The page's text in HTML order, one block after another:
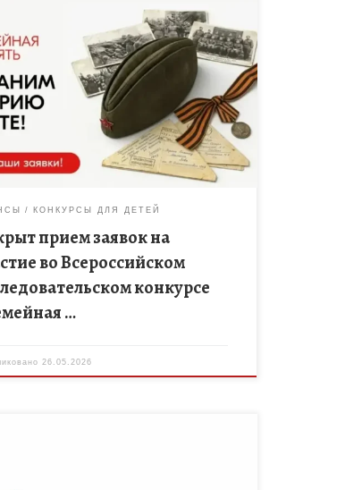
на сохранение исторической
и укрепление связи между
через изучение личной истории
их вклада в летопись Отечества.
и организаторами […]
КОНКУРСЫ ДЛЯ ДЕТЕЙ
прием заявок на
во Всероссийском
конкурсе
…
26.05.2026
вновь станет столицей инженерной